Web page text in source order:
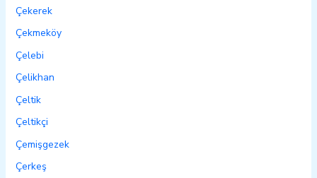
Çekerek
Çekmeköy
Çelebi
Çelikhan
Çeltik
Çeltikçi
Çemişgezek
Çerkeş